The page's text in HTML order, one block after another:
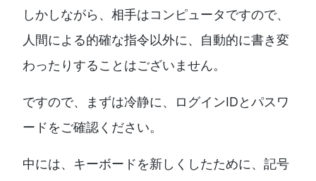
しかしながら、相手はコンピュータですので、
人間による的確な指令以外に、自動的に書き変
わったりすることはございません。
ですので、まずは冷静に、ログインIDとパスワ
ードをご確認ください。
中には、キーボードを新しくしたために、記号